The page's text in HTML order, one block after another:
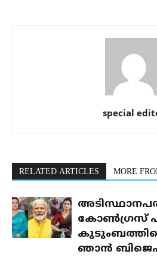
special
RELATED ARTICLES MORE
കോൺഗ്രസ്
ഞാൻ